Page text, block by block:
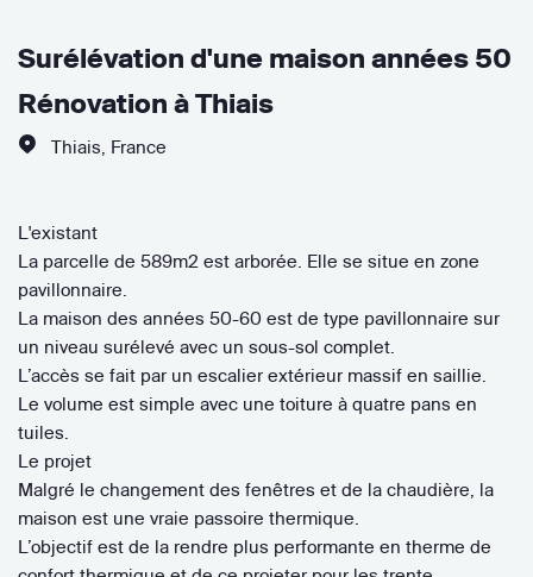
Surélévation d'une maison années 50
Rénovation à Thiais
Thiais France
L'existant
La parcelle de 589m2 est arborée. Elle se situe en zone
pavillonnaire.
La maison des années 50-60 est de type pavillonnaire sur
un niveau surélevé avec un sous-sol complet.
L’accès se fait par un escalier extérieur massif en saillie.
Le volume est simple avec une toiture à quatre pans en
tuiles.
Le projet
Malgré le changement des fenêtres et de la chaudière, la
maison est une vraie passoire thermique.
L’objectif est de la rendre plus performante en therme de